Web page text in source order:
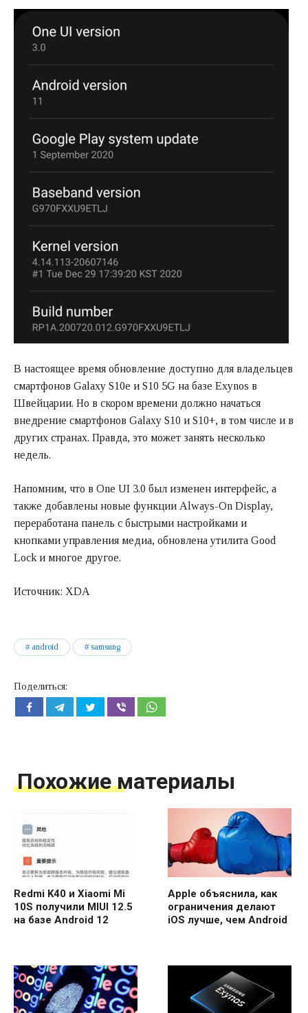
В настоящее время обновление доступно для владельцев
смартфонов Galaxy S10e и S10 5G на базе Exynos в
Швейцарии. Но в скором времени должно начаться
внедрение смартфонов Galaxy S10 и S10+, в том числе и в
других странах. Правда, это может занять несколько
недель.
Напомним, что в One UI 3.0 был изменен интерфейс, а
также добавлены новые функции Always-On Display,
переработана панель с быстрыми настройками и
кнопками управления медиа, обновлена утилита Good
Lock и многое другое.
Источник: XDA
android samsung
Поделиться:
Похожие материалы
Redmi K40 и Xiaomi Mi
10S получили MIUI 12.5
на базе Android 12
Apple объяснила, как
ограничения делают
iOS лучше, чем Android